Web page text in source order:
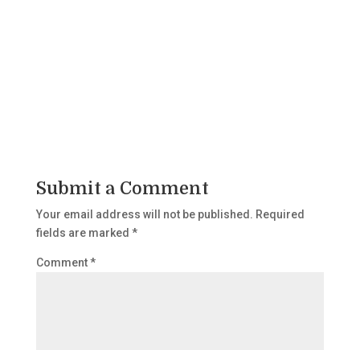
Submit a Comment
Your email address will not be published. Required
fields are marked *
Comment*